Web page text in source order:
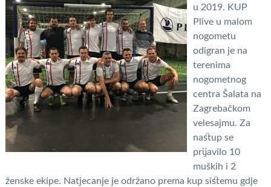
u 2019. KUP
Plive u malom
nogometu
odigran je na
terenima
nogometnog
centra Šalata na
Zagrebačkom
velesajmu. Za
nastup se
prijavilo 10
muških i 2
ženske ekipe. Natjecanje je održano prema kup sistemu gdje